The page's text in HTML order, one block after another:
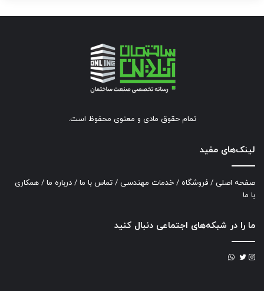
تمام حقوق مادی و معنوی محفوظ است.
لینک‌های مفید
صفحه اصلی / فروشگاه / خدمات مهندسی / تماس با ما / درباره ما / همکاری
با ما
ما را در شبکه‌های اجتماعی دنبال کنید